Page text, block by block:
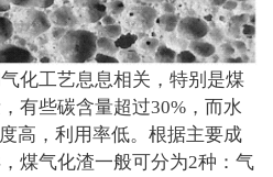
化工艺息息相关，特别是煤
有些碳含量超过30% ，而水
高，利用率低。根据主要成
煤气化渣一般可分为2种：气